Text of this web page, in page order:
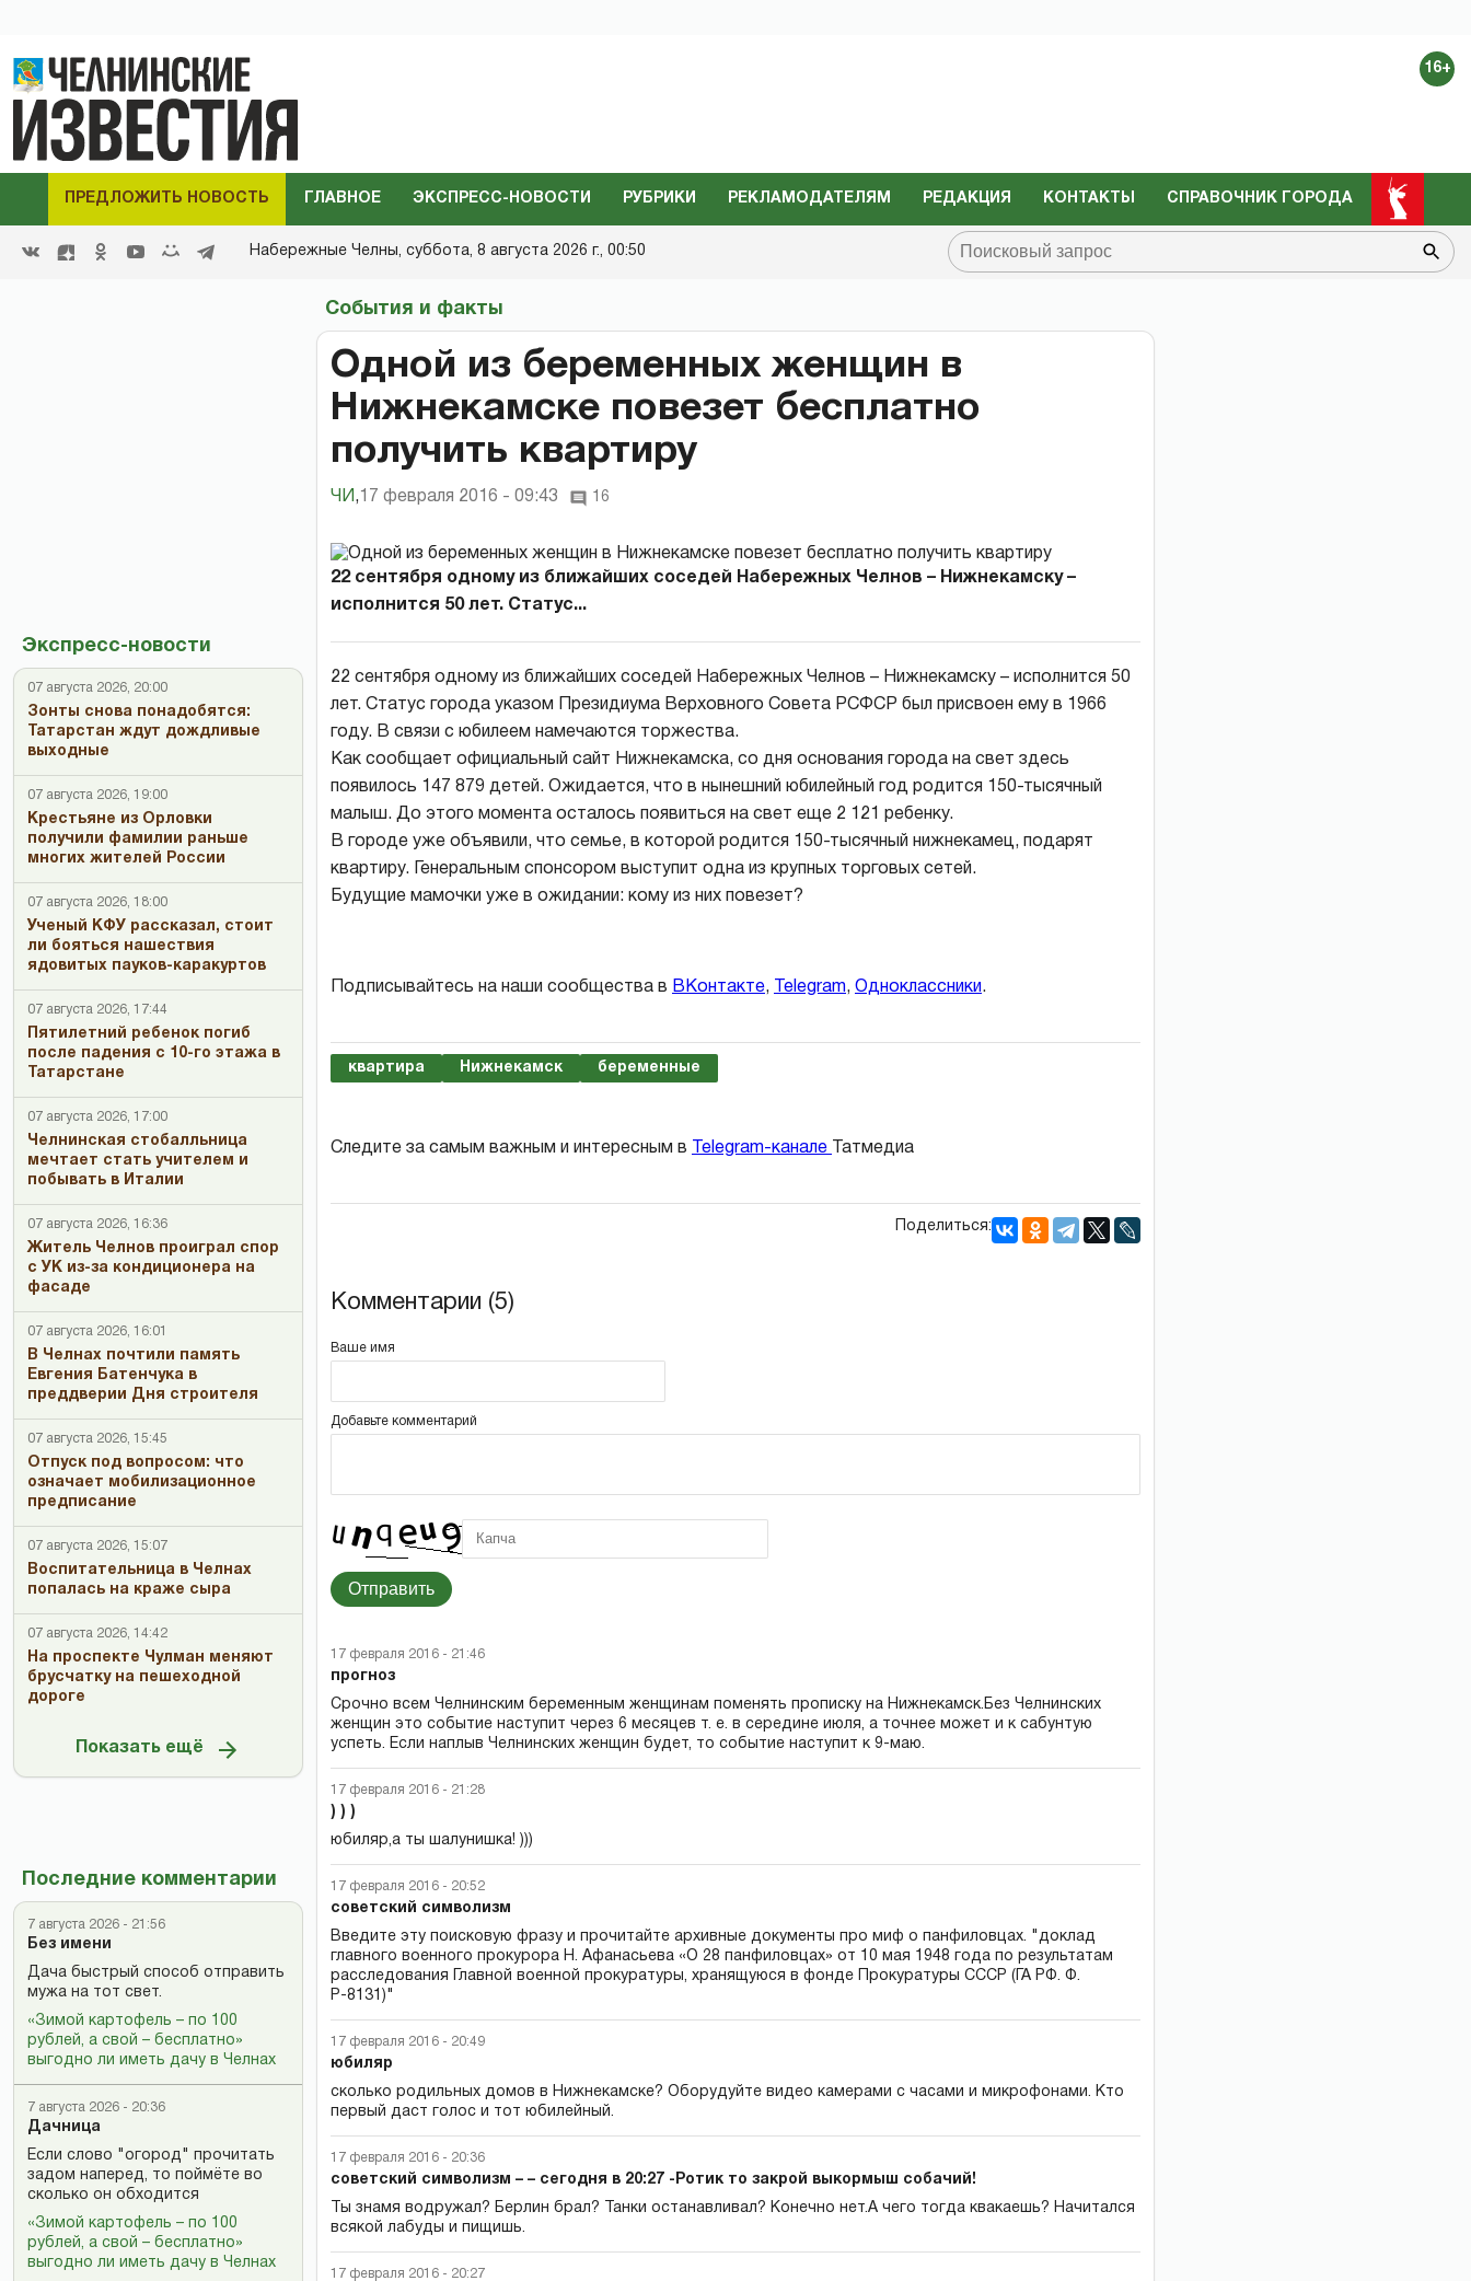
16+
ПРЕДЛОЖИТЬ НОВОСТЬ ГЛАВНОЕ ЭКСПРЕСС-НОВОСТИ РУБРИКИ РЕКЛАМОДАТЕЛЯМ РЕДАКЦИЯ КОНТАКТЫ СПРАВОЧНИК ГОРОДА
Набережные Челны, суббота, 8 августа 2026 г., 00:50
Экспресс-новости
07 августа 2026, 20:00
Зонты снова понадобятся:
Татарстан ждут дождливые
выходные
07 августа 2026, 19:00
Крестьяне из Орловки
получили фамилии раньше
многих жителей России
07 августа 2026, 18:00
Ученый КФУ рассказал, стоит
ли бояться нашествия
ядовитых пауков-каракуртов
07 августа 2026, 17:44
Пятилетний ребенок погиб
после падения с 10-го этажа в
Татарстане
07 августа 2026, 17:00
Челнинская стобалльница
мечтает стать учителем и
побывать в Италии
07 августа 2026, 16:36
Житель Челнов проиграл спор
с УК из-за кондиционера на
фасаде
07 августа 2026, 16:01
В Челнах почтили память
Евгения Батенчука в
преддверии Дня строителя
07 августа 2026, 15:45
Отпуск под вопросом: что
означает мобилизационное
предписание
07 августа 2026, 15:07
Воспитательница в Челнах
попалась на краже сыра
07 августа 2026, 14:42
На проспекте Чулман меняют
брусчатку на пешеходной
дороге
Показать ещё
Последние комментарии
7 августа 2026 - 21:56
Без имени
Дача быстрый способ отправить
мужа на тот свет.
«Зимой картофель – по 100
рублей, а свой – бесплатно»
выгодно ли иметь дачу в Челнах
7 августа 2026 - 20:36
Дачница
Если слово "огород" прочитать
задом наперед, то поймёте во
сколько он обходится
«Зимой картофель – по 100
рублей, а свой – бесплатно»
выгодно ли иметь дачу в Челнах
События и факты
Одной из беременных женщин в
Нижнекамске повезет бесплатно
получить квартиру
ЧИ , 17 февраля 2016 - 09:43 16
22 сентября одному из ближайших соседей Набережных Челнов – Нижнекамску –
исполнится 50 лет. Статус...
22 сентября одному из ближайших соседей Набережных Челнов – Нижнекамску – исполнится 50
лет. Статус города указом Президиума Верховного Совета РСФСР был присвоен ему в 1966
году. В связи с юбилеем намечаются торжества.
Как сообщает официальный сайт Нижнекамска, со дня основания города на свет здесь
появилось 147 879 детей. Ожидается, что в нынешний юбилейный год родится 150-тысячный
малыш. До этого момента осталось появиться на свет еще 2 121 ребенку.
В городе уже объявили, что семье, в которой родится 150-тысячный нижнекамец, подарят
квартиру. Генеральным спонсором выступит одна из крупных торговых сетей.
Будущие мамочки уже в ожидании: кому из них повезет?
Подписывайтесь на наши сообщества в ВКонтакте, Telegram, Одноклассники.
квартира Нижнекамск беременные
Следите за самым важным и интересным в Telegram-канале Татмедиа
Поделиться:
Комментарии (5)
Ваше имя
Добавьте комментарий
Отправить
17 февраля 2016 - 21:46
прогноз
Срочно всем Челнинским беременным женщинам поменять прописку на Нижнекамск.Без Челнинских
женщин это событие наступит через 6 месяцев т. е. в середине июля, а точнее может и к сабунтую
успеть. Если наплыв Челнинских женщин будет, то событие наступит к 9-маю.
17 февраля 2016 - 21:28
) ) )
юбиляр,а ты шалунишка! )))
17 февраля 2016 - 20:52
советский символизм
Введите эту поисковую фразу и прочитайте архивные документы про миф о панфиловцах. "доклад
главного военного прокурора Н. Афанасьева «О 28 панфиловцах» от 10 мая 1948 года по результатам
расследования Главной военной прокуратуры, хранящуюся в фонде Прокуратуры СССР (ГА РФ. Ф.
Р-8131)"
17 февраля 2016 - 20:49
юбиляр
сколько родильных домов в Нижнекамске? Оборудуйте видео камерами с часами и микрофонами. Кто
первый даст голос и тот юбилейный.
17 февраля 2016 - 20:36
советский символизм – – сегодня в 20:27 -Ротик то закрой выкормыш собачий!
Ты знамя водружал? Берлин брал? Танки останавливал? Конечно нет.А чего тогда квакаешь? Начитался
всякой лабуды и пищишь.
17 февраля 2016 - 20:27